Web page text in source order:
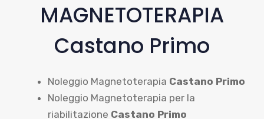
MAGNETOTERAPIA
Castano Primo
Noleggio Magnetoterapia Castano Primo
Noleggio Magnetoterapia per la
riabilitazione Castano Primo